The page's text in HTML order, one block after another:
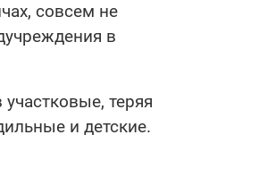
совсем не
в
теряя
и детские.